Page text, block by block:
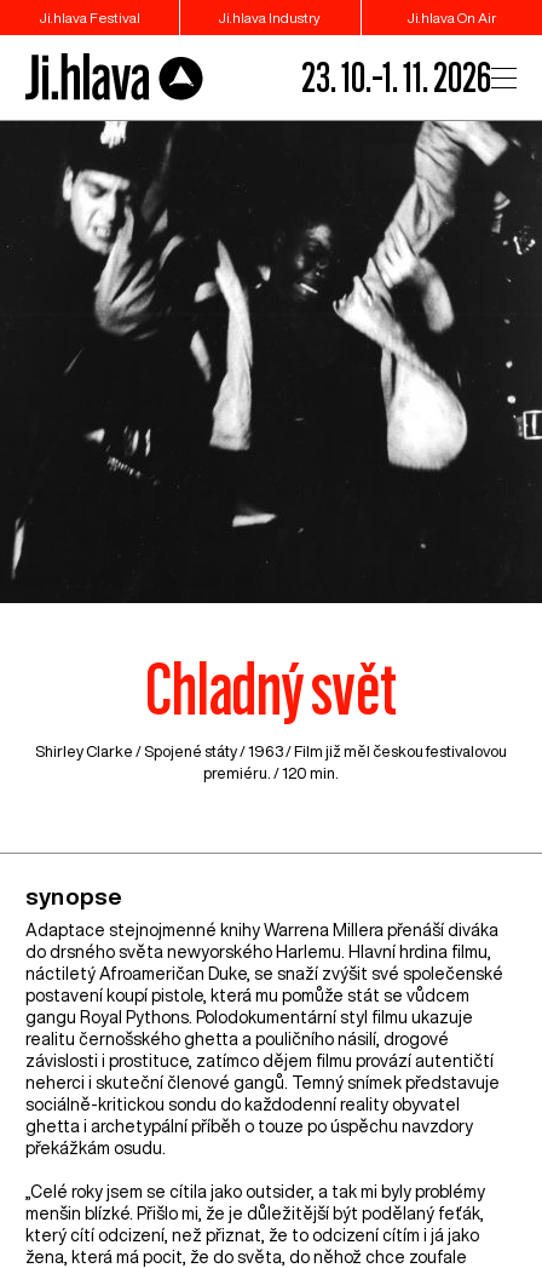
Ji.hlava Festival Ji.hlava Industry Ji.hlava On Air
23. 10.–1. 11. 2026
Chladný svět
Shirley Clarke / Spojené státy/ 1963 / Film již měl českou festivalovou
premiéru. / 120 min.
synopse
Adaptace stejnojmenné knihy Warrena Millera přenáší diváka
do drsného světa newyorského Harlemu. Hlavní hrdina filmu,
náctiletý Afroameričan Duke, se snaží zvýšit své společenské
postavení koupí pistole, která mu pomůže stát se vůdcem
gangu Royal Pythons. Polodokumentární styl filmu ukazuje
realitu černošského ghetta a pouličního násilí, drogové
závislosti i prostituce, zatímco dějem filmu provází autentičtí
neherci i skuteční členové gangů. Temný snímek představuje
sociálně-kritickou sondu do každodenní reality obyvatel
ghetta i archetypální příběh o touze po úspěchu navzdory
překážkám osudu.
„Celé roky jsem se cítila jako outsider, a tak mi byly problémy
menšin blízké. Přišlo mi, že je důležitější být podělaný feťák,
který cítí odcizení, než přiznat, že to odcizení cítím i já jako
žena, která má pocit, že do světa, do něhož chce zoufale